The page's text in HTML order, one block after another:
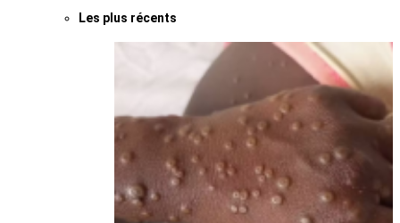
Les plus récents